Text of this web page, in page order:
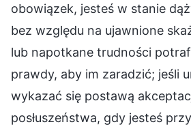
obowiązek, jesteś w stanie
bez względu na ujawnione
lub napotkane trudności
prawdy, aby im zaradzić; jeśli
wykazać się postawą
posłuszeństwa, gdy jesteś